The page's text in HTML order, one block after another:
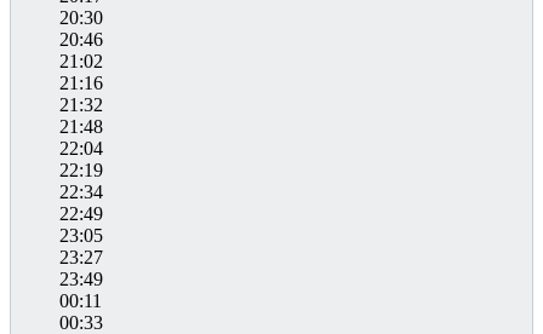
20:30
20:46
21:02
21:16
21:32
21:48
22:04
22:19
22:34
22:49
23:05
23:27
23:49
00:11
00:33